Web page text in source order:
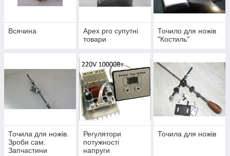
Всячина
Apex pro супутні
товари
Точило для ножів
"Костиль"
Точила для ножів.
Зроби сам.
Запчастини
Регулятори
потужності
напруги
Точила для ножів